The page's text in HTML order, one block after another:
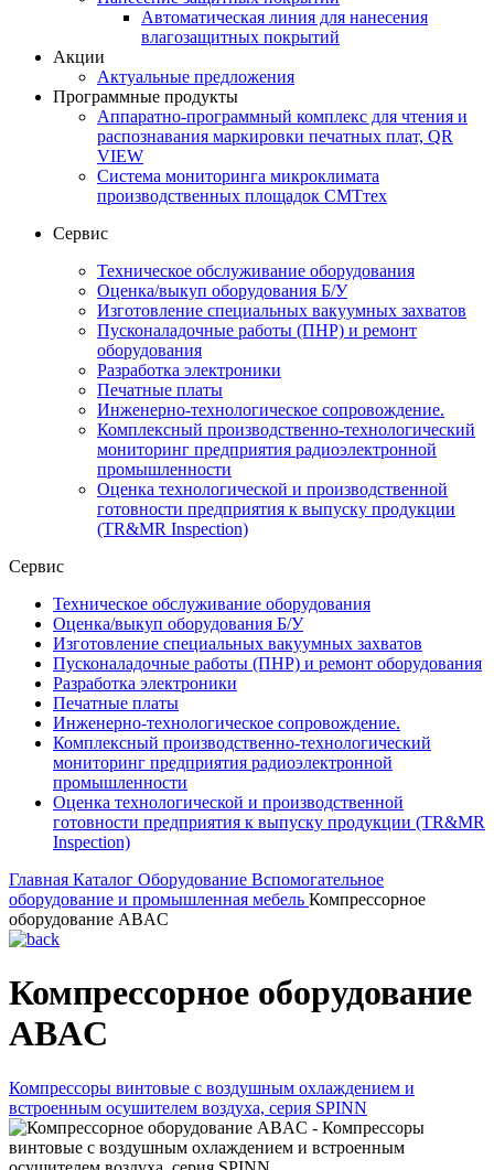
Автоматическая линия для нанесения
влагозащитных покрытий
Акции
Актуальные предложения
Программные продукты
Аппаратно-программный комплекс для чтения и
распознавания маркировки печатных плат, QR
VIEW
Система мониторинга микроклимата
производственных площадок СМТтех
Сервис
Техническое обслуживание оборудования
Оценка/выкуп оборудования Б/У
Изготовление специальных вакуумных захватов
Пусконаладочные работы (ПНР) и ремонт
оборудования
Разработка электроники
Печатные платы
Инженерно-технологическое сопровождение.
Комплексный производственно-технологический
мониторинг предприятия радиоэлектронной
промышленности
Оценка технологической и производственной
готовности предприятия к выпуску продукции
(TR&MR Inspection)
Сервис
Техническое обслуживание оборудования
Оценка/выкуп оборудования Б/У
Изготовление специальных вакуумных захватов
Пусконаладочные работы (ПНР) и ремонт оборудования
Разработка электроники
Печатные платы
Инженерно-технологическое сопровождение.
Комплексный производственно-технологический
мониторинг предприятия радиоэлектронной
промышленности
Оценка технологической и производственной
готовности предприятия к выпуску продукции (TR&MR
Inspection)
Главная Каталог Оборудование Вспомогательное
оборудование и промышленная мебель Компрессорное
оборудование ABAC
Компрессорное оборудование
ABAC
Компрессоры винтовые с воздушным охлаждением и
встроенным осушителем воздуха, серия SPINN